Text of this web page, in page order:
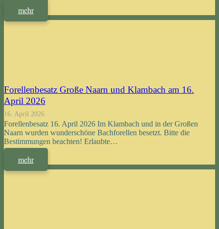
mehr
Forellenbesatz Große Naarn und Klambach am 16.
April 2026
16. April 2026
Forellenbesatz 16. April 2026 Im Klambach und in der Großen
Naarn wurden wunderschöne Bachforellen besetzt. Bitte die
Bestimmungen beachten! Erlaubte…
mehr